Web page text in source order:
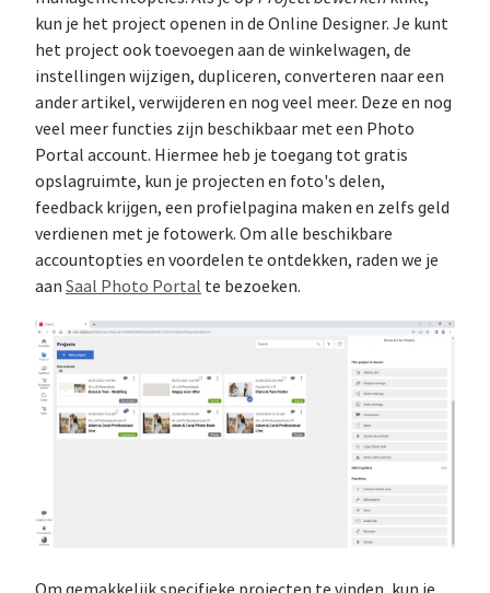
kun je het project openen in de Online Designer. Je kunt
het project ook toevoegen aan de winkelwagen, de
instellingen wijzigen, dupliceren, converteren naar een
ander artikel, verwijderen en nog veel meer. Deze en nog
veel meer functies zijn beschikbaar met een Photo
Portal account. Hiermee heb je toegang tot gratis
opslagruimte, kun je projecten en foto's delen,
feedback krijgen, een profielpagina maken en zelfs geld
verdienen met je fotowerk. Om alle beschikbare
accountopties en voordelen te ontdekken, raden we je
aan Saal Photo Portal te bezoeken.